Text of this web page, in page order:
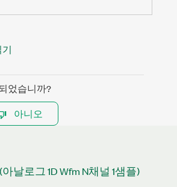
기
었습니까?
아니오
날로그 1D Wfm N채널 1샘플)